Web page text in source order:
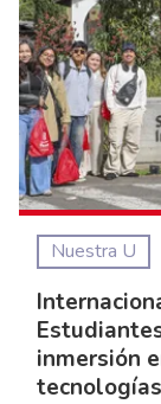
Nuestra U
inmersión